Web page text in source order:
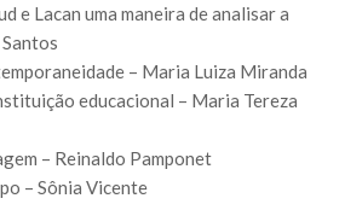
e Lacan uma maneira de analisar a
– Maria Luiza Miranda
educacional – Maria Tereza
– Reinaldo Pamponet
– Sônia Vicente